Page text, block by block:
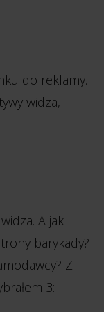
do reklamy.
widza,
A jak
barykady?
Z
3: